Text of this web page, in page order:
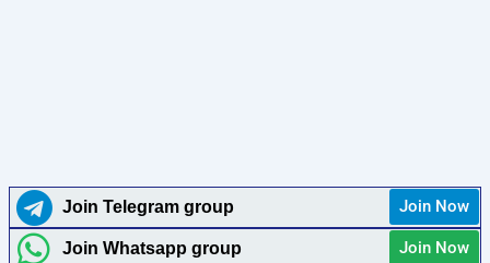
Join Telegram group Join Now
Join Whatsapp group Join Now